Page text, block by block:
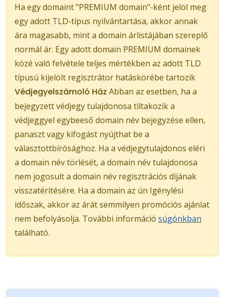
Ha egy domaint "PREMIUM domain"-ként jelöl meg
egy adott TLD-típus nyilvántartása, akkor annak
ára magasabb, mint a domain árlistájában szereplő
normál ár. Egy adott domain PREMIUM domainek
közé való felvétele teljes mértékben az adott TLD
típusú kijelölt regisztrátor hatáskörébe tartozik
Védjegyelszámoló Ház Abban az esetben, ha a
bejegyzett védjegy tulajdonosa tiltakozik a
védjeggyel egybeeső domain név bejegyzése ellen,
panaszt vagy kifogást nyújthat be a
választottbírósághoz. Ha a védjegytulajdonos eléri
a domain név törlését, a domain név tulajdonosa
nem jogosult a domain név regisztrációs díjának
visszatérítésére. Ha a domain az ún Igénylési
időszak, akkor az árát semmilyen promóciós ajánlat
nem befolyásolja. További információ súgónkban
található.